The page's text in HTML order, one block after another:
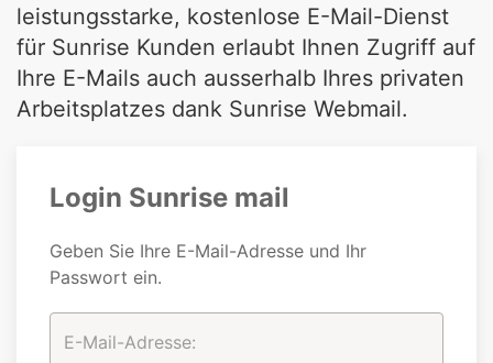
leistungsstarke, kostenlose E-Mail-Dienst
für Sunrise Kunden erlaubt Ihnen Zugriff auf
Ihre E-Mails auch ausserhalb Ihres privaten
Arbeitsplatzes dank Sunrise Webmail.
Login Sunrise mail
Geben Sie Ihre E-Mail-Adresse und Ihr
Passwort ein.